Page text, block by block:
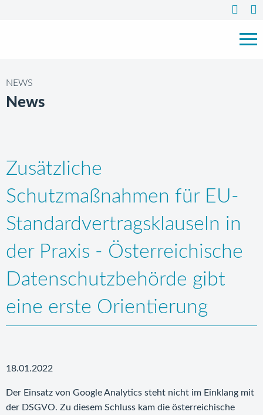
NEWS
News
Zusätzliche
Schutzmaßnahmen für EU-
Standardvertragsklauseln in
der Praxis - Österreichische
Datenschutzbehörde gibt
eine erste Orientierung
18.01.2022
Der Einsatz von Google Analytics steht nicht im Einklang mit
der DSGVO. Zu diesem Schluss kam die österreichische